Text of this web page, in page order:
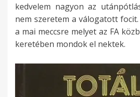
kedvelem nagyon az
nem szeretem a válogatott
a mai meccsre melyet az FA
keretében mondok el nektek.